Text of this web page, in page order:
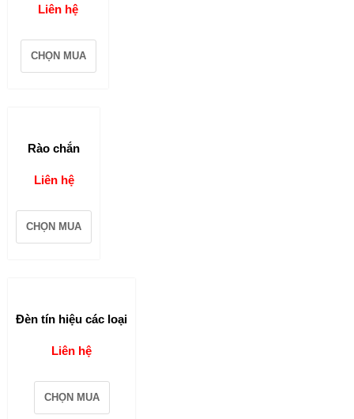
Liên hệ
CHỌN MUA
Rào chắn
Liên hệ
CHỌN MUA
Đèn tín hiệu các loại
Liên hệ
CHỌN MUA